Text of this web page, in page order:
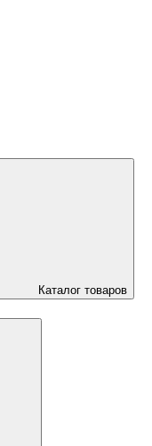
Каталог товаров